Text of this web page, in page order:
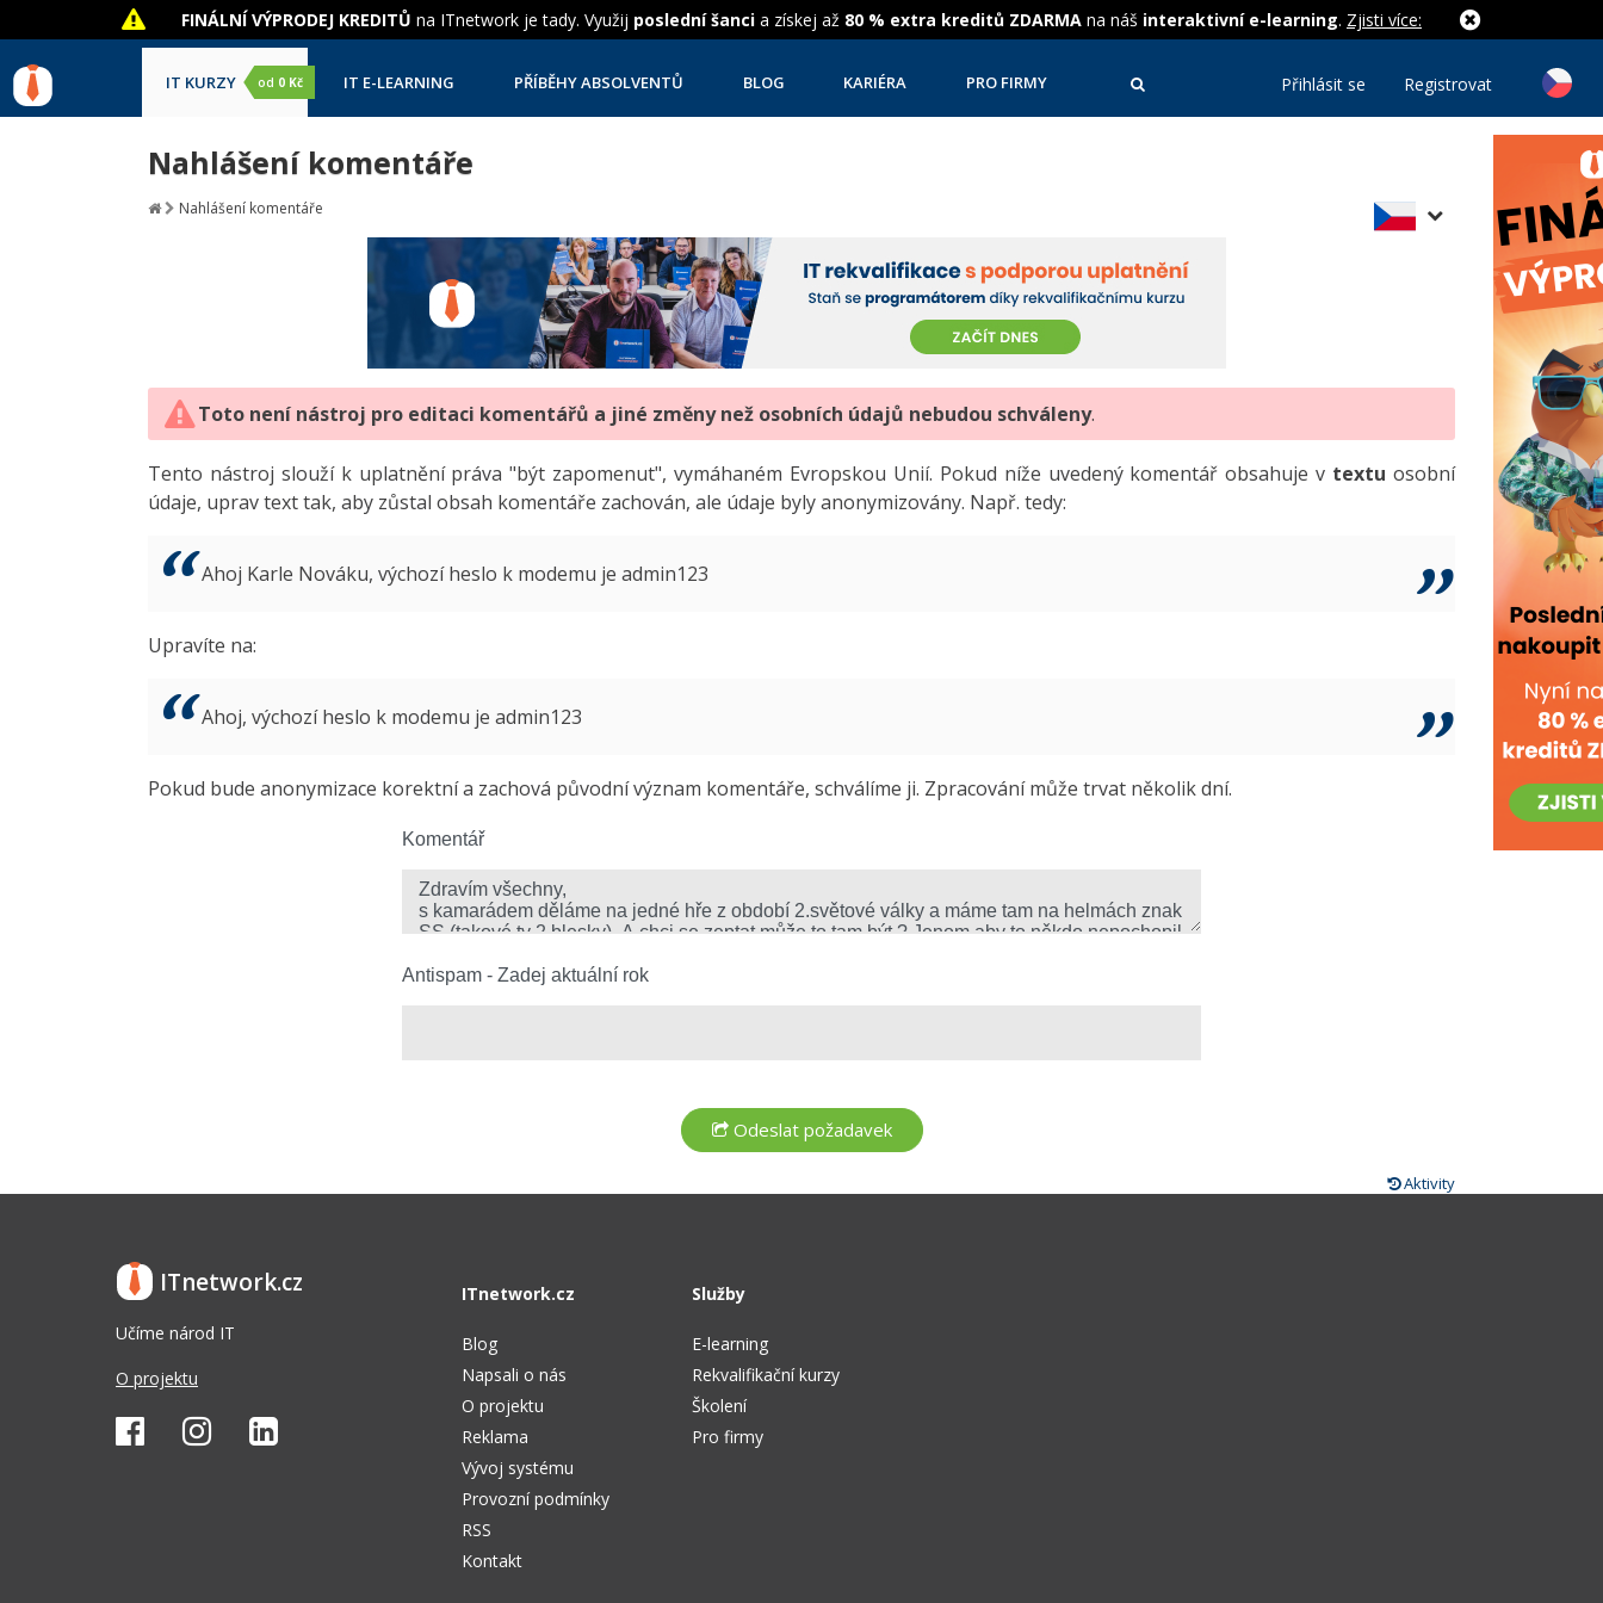
FINÁLNÍ VÝPRODEJ KREDITŮ na ITnetwork je tady. Využij poslední šanci a získej až 80 % extra kreditů ZDARMA na náš interaktivní e-learning. Zjisti více:
IT KURZY od 0 Kč IT E-LEARNING PŘÍBĚHY ABSOLVENTŮ BLOG KARIÉRA PRO FIRMY Přihlásit se Registrovat
Nahlášení komentáře
Nahlášení komentáře
Toto není nástroj pro editaci komentářů a jiné změny než osobních údajů nebudou schváleny.
Tento nástroj slouží k uplatnění práva "být zapomenut", vymáhaném Evropskou Unií. Pokud níže uvedený komentář obsahuje v textu osobní
údaje, uprav text tak, aby zůstal obsah komentáře zachován, ale údaje byly anonymizovány. Např. tedy:
Ahoj Karle Nováku, výchozí heslo k modemu je admin123
Upravíte na:
Ahoj, výchozí heslo k modemu je admin123
Pokud bude anonymizace korektní a zachová původní význam komentáře, schválíme ji. Zpracování může trvat několik dní.
Komentář
Antispam - Zadej aktuální rok
Aktivity
ITnetwork.cz
Učíme národ IT
O projektu
ITnetwork.cz
Blog
Napsali o nás
O projektu
Reklama
Vývoj systému
Provozní podmínky
RSS
Kontakt
Služby
E-learning
Rekvalifikační kurzy
Školení
Pro firmy